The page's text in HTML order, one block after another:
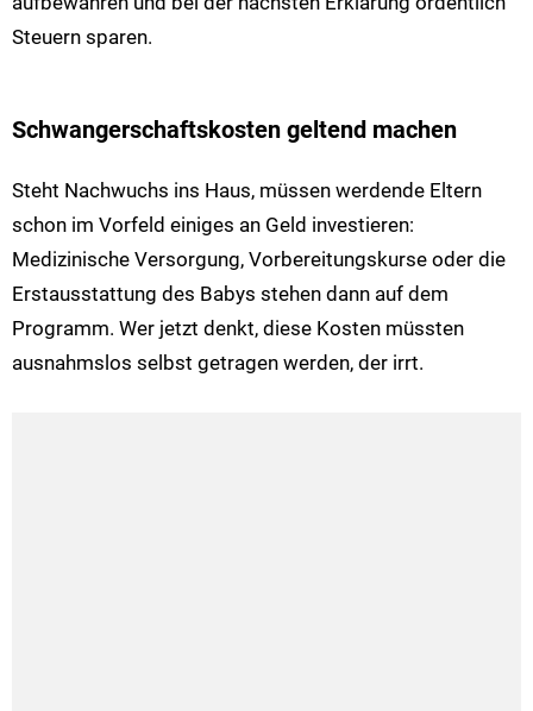
Steuern sparen.
Schwangerschaftskosten geltend machen
Steht Nachwuchs ins Haus, müssen werdende Eltern
schon im Vorfeld einiges an Geld investieren:
Medizinische Versorgung, Vorbereitungskurse oder die
Erstausstattung des Babys stehen dann auf dem
Programm. Wer jetzt denkt, diese Kosten müssten
ausnahmslos selbst getragen werden, der irrt.